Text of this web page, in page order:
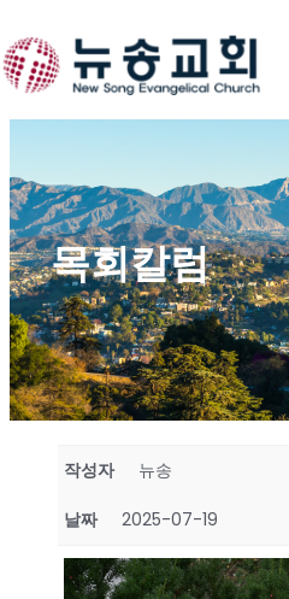
to
content
목회칼럼
작성자 뉴송
날짜 2025-07-19